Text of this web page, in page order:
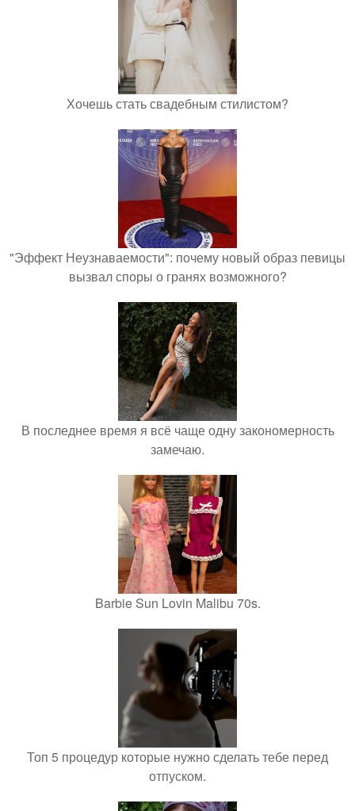
Хочешь стать свадебным стилистом?
"Эффект Неузнаваемости": почему новый образ певицы
вызвал споры о гранях возможного?
В последнее время я всё чаще одну закономерность
замечаю.
Barbie Sun Lovin Malibu 70s.
Топ 5 процедур которые нужно сделать тебе перед
отпуском.